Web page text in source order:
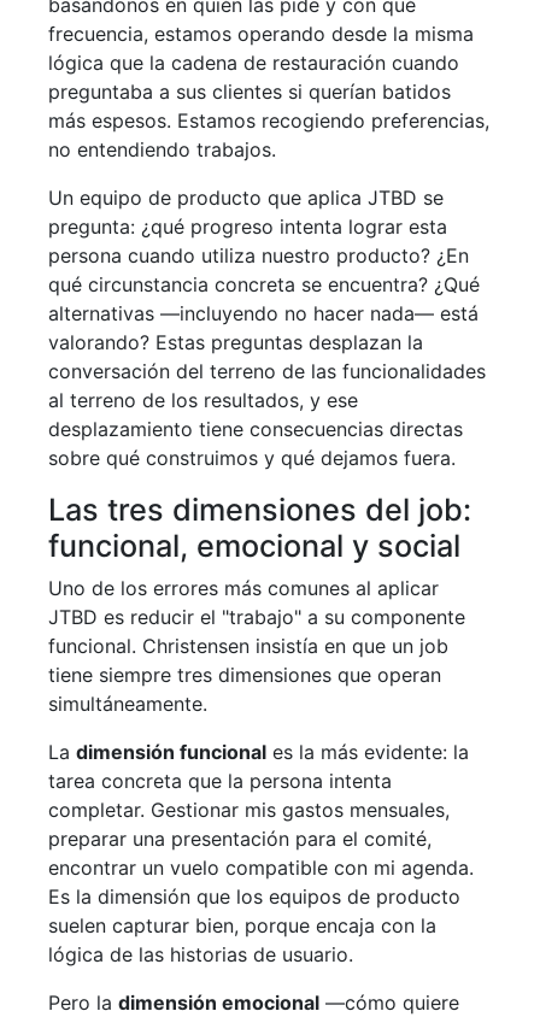
basándonos en quién las pide y con qué
frecuencia, estamos operando desde la misma
lógica que la cadena de restauración cuando
preguntaba a sus clientes si querían batidos
más espesos. Estamos recogiendo preferencias,
no entendiendo trabajos.
Un equipo de producto que aplica JTBD se
pregunta: ¿qué progreso intenta lograr esta
persona cuando utiliza nuestro producto? ¿En
qué circunstancia concreta se encuentra? ¿Qué
alternativas —incluyendo no hacer nada— está
valorando? Estas preguntas desplazan la
conversación del terreno de las funcionalidades
al terreno de los resultados, y ese
desplazamiento tiene consecuencias directas
sobre qué construimos y qué dejamos fuera.
Las tres dimensiones del job:
funcional, emocional y social
Uno de los errores más comunes al aplicar
JTBD es reducir el "trabajo" a su componente
funcional. Christensen insistía en que un job
tiene siempre tres dimensiones que operan
simultáneamente.
La dimensión funcional es la más evidente: la
tarea concreta que la persona intenta
completar. Gestionar mis gastos mensuales,
preparar una presentación para el comité,
encontrar un vuelo compatible con mi agenda.
Es la dimensión que los equipos de producto
suelen capturar bien, porque encaja con la
lógica de las historias de usuario.
Pero la dimensión emocional —cómo quiere